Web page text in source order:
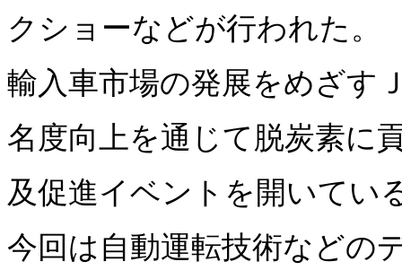
クショーなどが行われた。
輸入車市場の発展をめざす
名度向上を通じて脱炭素に
及促進イベントを開いてい
今回は自動運転技術などの